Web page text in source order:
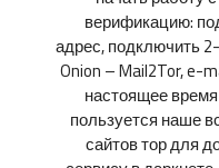
верификацию:
адрес, подключить
Onion – Mail2Tor, e-
настоящее
пользуется наше
сайтов тор для